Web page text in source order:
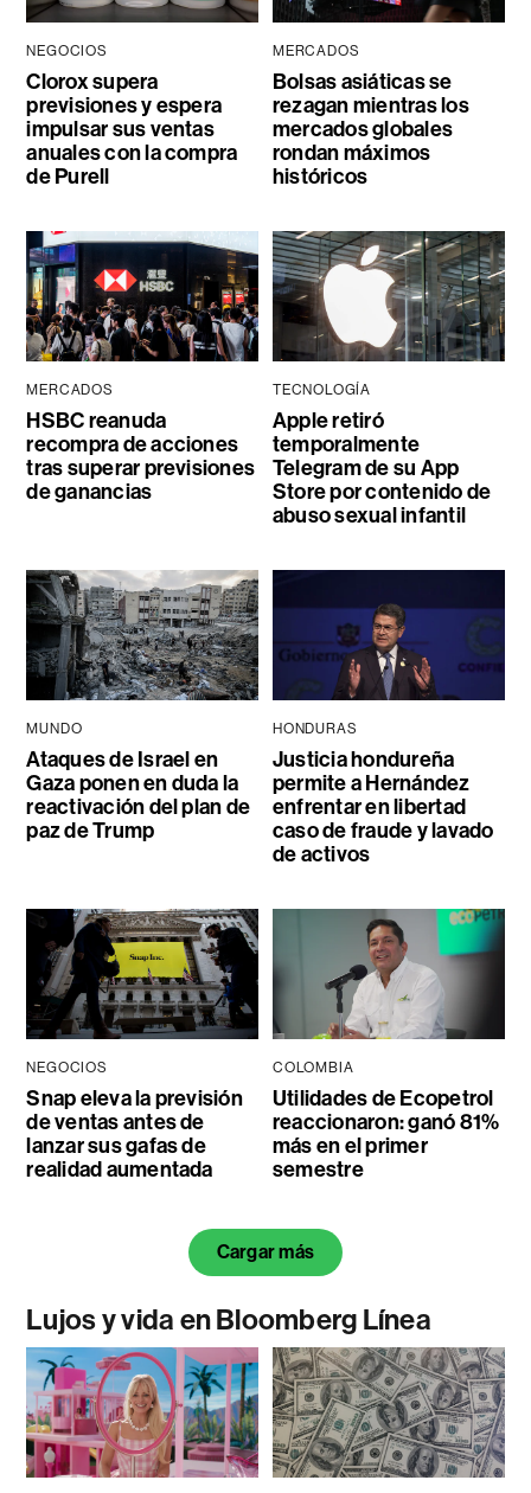
NEGOCIOS
Clorox supera
previsiones y espera
impulsar sus ventas
anuales con la compra
de Purell
MERCADOS
Bolsas asiáticas se
rezagan mientras los
mercados globales
rondan máximos
históricos
MERCADOS
HSBC reanuda
recompra de acciones
tras superar previsiones
de ganancias
TECNOLOGÍA
Apple retiró
temporalmente
Telegram de su App
Store por contenido de
abuso sexual infantil
MUNDO
Ataques de Israel en
Gaza ponen en duda la
reactivación del plan de
paz de Trump
HONDURAS
Justicia hondureña
permite a Hernández
enfrentar en libertad
caso de fraude y lavado
de activos
NEGOCIOS
Snap eleva la previsión
de ventas antes de
lanzar sus gafas de
realidad aumentada
COLOMBIA
Utilidades de Ecopetrol
reaccionaron: ganó 81%
más en el primer
semestre
Cargar más
Lujos y vida en Bloomberg Línea